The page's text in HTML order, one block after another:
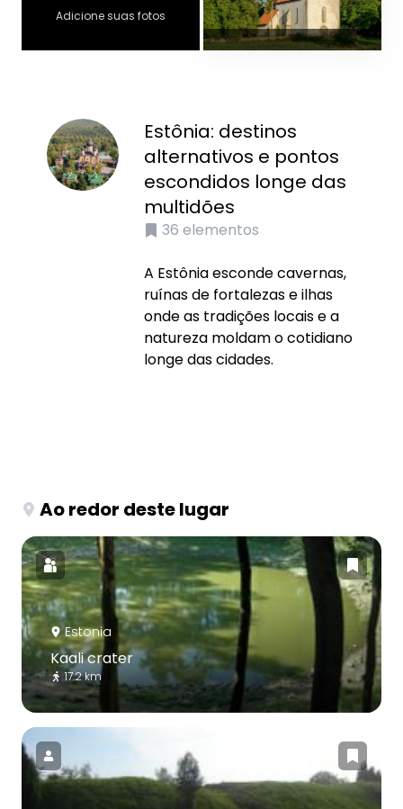
Adicione suas fotos
Estônia: destinos
alternativos e pontos
escondidos longe das
multidões
36 elementos
A Estônia esconde cavernas,
ruínas de fortalezas e ilhas
onde as tradições locais e a
natureza moldam o cotidiano
longe das cidades.
Ao redor deste lugar
Estonia
Kaali crater
17.2 km